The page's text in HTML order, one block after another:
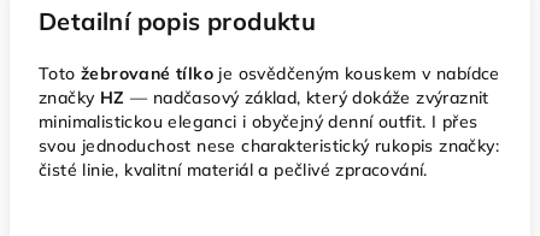
Detailní popis produktu
Toto žebrované tílko je osvědčeným kouskem v nabídce
značky HZ — nadčasový základ, který dokáže zvýraznit
minimalistickou eleganci i obyčejný denní outfit. I přes
svou jednoduchost nese charakteristický rukopis značky:
čisté linie, kvalitní materiál a pečlivé zpracování.